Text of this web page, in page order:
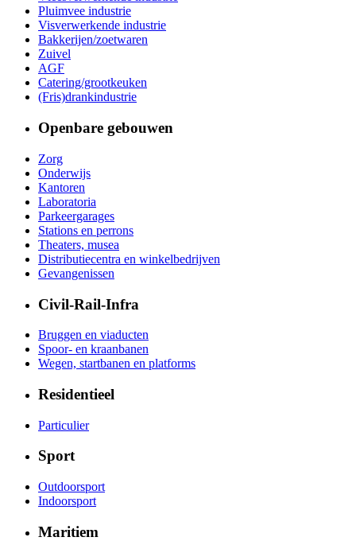
Pluimvee industrie
Visverwerkende industrie
Bakkerijen/zoetwaren
Zuivel
AGF
Catering/grootkeuken
(Fris)drankindustrie
Openbare gebouwen
Zorg
Onderwijs
Kantoren
Laboratoria
Parkeergarages
Stations en perrons
Theaters, musea
Distributiecentra en winkelbedrijven
Gevangenissen
Civil-Rail-Infra
Bruggen en viaducten
Spoor- en kraanbanen
Wegen, startbanen en platforms
Residentieel
Particulier
Sport
Outdoorsport
Indoorsport
Maritiem